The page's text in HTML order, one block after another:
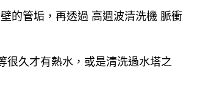
的管垢，再透過 高週波清洗機 脈衝
很久才有熱水，或是清洗過水塔之